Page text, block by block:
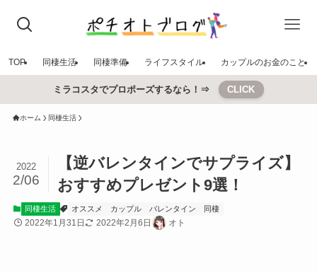
TOP 同棲生活 同棲準備 ライフスタイル カップルのお金のこと
ミラコスタでプロポーズするなら！⇒ CLICK
ホーム 同棲生活
【逆バレンタインでサプライズ】
おすすめプレゼント9選！
2022
2/06
同棲生活 オススメ カップル バレンタイン 同棲
2022年1月31日 2022年2月6日 オト